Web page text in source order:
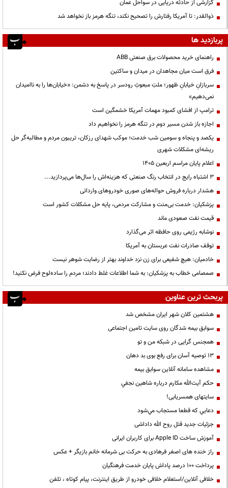
گزارشی از حادثه دریایی در سواحل عمان
ذوالقدر: تا آمریکا رفتارش را تصحیح نکند، تنگه هرمز باز نخواهد شد
پربازدید ها
راهنمای خرید محصولات برق صنعتی ABB
فرق است میان مجاهدان در میدان و ساکتین
سربازانِ خیابانِ ظهور؛ ملتِ مبعوثِ رودسر در پاسخ به دشمن: «خیابان‌ها را به ناامیدان
نمی‌دهیم»
ترامپ از افشای کمبود مهمات آمریکا خشمگین است
اجازه باز شدن مسیر دوم در تنگه هرمز را نخواهیم داد
یکصد و پنجاه و سومین شب خدمت؛ موکب شهدای رزکان، تریبون مردم و مطالبه‌گر حل
ریشه‌ای مشکلات شهری
اعلام پایان مراسم اربعین ۱۴۰۵
3 اشتباه رایج در انتخاب رنگ صنعتی که هزینه‌اش را سال‌ها می‌پردازید...
هشدار درباره فروش حواله‌های صوری خودروهای وارداتی
پزشکیان: خدمت بی‌منت و مشارکت مردمی، پایه حل مشکلات کشور است
قیمت نفت صعودی ماند
نوشابه رژیمی روی حافظه اثر می‌گذارد
توقف صادرات نفت عربستان به آمریکا
خادمیان: هیچ شفیعی برای زن نزد خداوند بهتر از رضایت شوهر نیست
صمصامی خطاب به پزشکیان: به شما اطلاعات غلط دادند؛ مردم را ساده‌لوح فرض نکنید!
پربحث ترین عناوین
هشتمین کلان شهر ایران مشخص شد
سوابق بیمه شدگان روی سایت تامین اجتماعی
همجنس گرایی در شبکه من و تو
13 توصیه آسان برای رفع بوی بد دهان
مشاهده سامانه آنلاين سوابق بیمه
حكم آيت‌الله مكارم درباره شاهين نجفي
سایتهای همسریابی!
دعايي كه قطعا مستجاب مي‌شود
جزئیات جدید قتل روح الله داداشی
آموزش ساخت Apple ID برای کاربران ایرانی
راز خنده های اصغر فرهادی به حرکت بی شرمانه خانم بازیگر + عکس
پرداخت ۱۰۰ درصد پاداش پایان خدمت فرهنگیان
خلافی آنلاین/استعلام خلافی خودرو از طریق اینترنت، پیام کوتاه ، تلفن